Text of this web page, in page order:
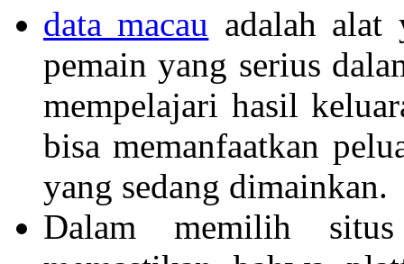
data macau adalah alat
pemain yang serius
mempelajari hasil
bisa memanfaatkan
yang sedang dimainkan.
Dalam memilih